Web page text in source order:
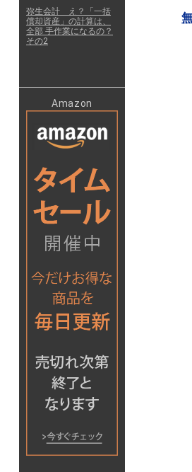
弥生会計 え？「一括
償却資産」の計算は、
全部 手作業になるの？
その2
Amazon